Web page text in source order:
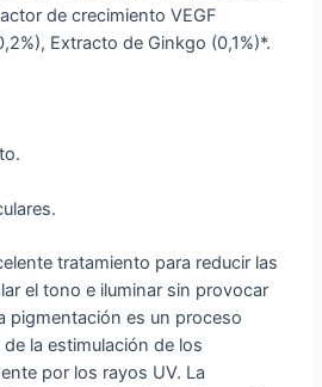
de crecimiento VEGF
Extracto de Ginkgo (0,1%)*.
tratamiento para reducir las
el tono e iluminar sin provocar
pigmentación es un proceso
la estimulación de los
por los rayos UV. La